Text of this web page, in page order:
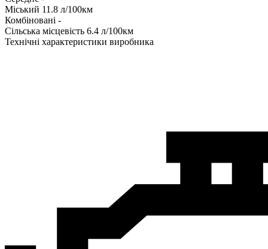
Міський 11.8 л/100км
Комбіновані -
Сільська місцевість 6.4 л/100км
Технічні характеристики виробника